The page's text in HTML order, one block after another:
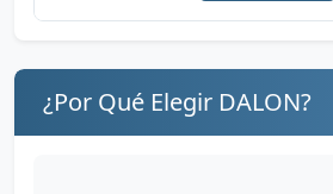
¿Por Qué Elegir DALON?